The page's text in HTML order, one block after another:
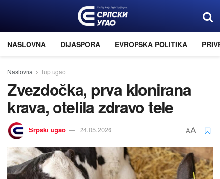
NASLOVNA DIJASPORA EVROPSKA POLITIKA
Naslovna Tup ugao
Zvezdočka, prva klonirana
krava, otelila zdravo tele
Srpski ugao 24.05.2026 AA